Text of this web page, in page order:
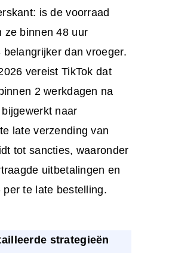
is de voorraad
ze binnen 48 uur
dan vroeger.
vereist TikTok dat
2 werkdagen na
naar
late verzending van
tot sancties, waaronder
uitbetalingen en
te late bestelling.
strategieën